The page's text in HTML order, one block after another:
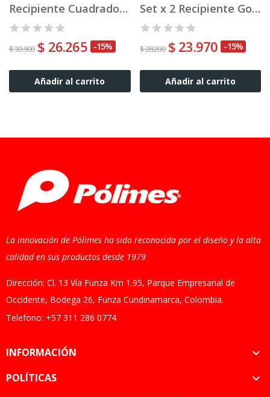
Recipiente Cuadrado CnL Nº 4R
$ 30.900 $ 26.265 -15%
Añadir al carrito
Set x 2 Recipiente Good & Good Rectangular 260 ml
$ 28.200 $ 23.970 -15%
Añadir al carrito
La innovación de Pólimes ha sido reconocida por el diseño y la alta
calidad en sus productos desde 1979
Dirección: Cl. 13 Vía Funza Km 1.95, Parque Empresarial de
Occidente, Bodega 26, Funza Cundinamarca, Colombia.
Telefono: +57 311 286 0774
INFORMACIÓN 
POLÍTICAS 